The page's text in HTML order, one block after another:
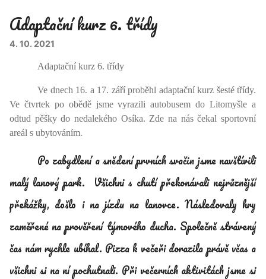
Adaptační kurz 6. třídy
4. 10. 2021
Adaptační kurz 6. třídy
Ve dnech 16. a 17. září proběhl adaptační kurz šesté třídy.
Ve čtvrtek po obědě jsme vyrazili autobusem do Litomyšle a
odtud pěšky do nedalekého Osíka. Zde na nás čekal sportovní
areál s ubytováním.
Po zabydlení a snědení prvních svačin jsme navštívili
malý lanový park. Všichni s chutí překonávali nejrůznější
překážky, došlo i na jízdu na lanovce. Následovaly hry
zaměřené na prověření týmového ducha. Společně strávený
čas nám rychle ubíhal. Pizza k večeři dorazila právě včas a
všichni si na ní pochutnali. Při večerních aktivitách jsme si